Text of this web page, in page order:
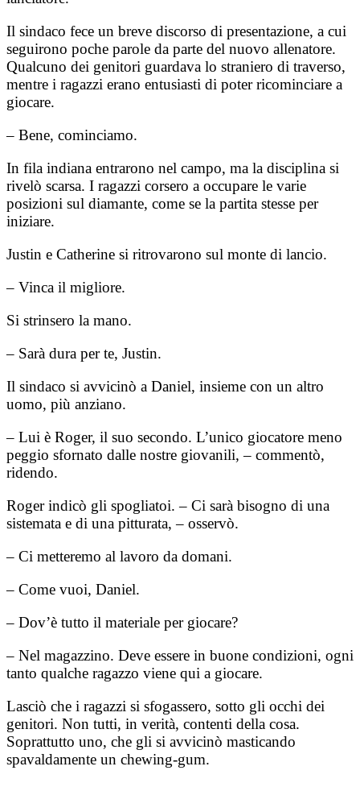
Il sindaco fece un breve discorso di presentazione, a cui
seguirono poche parole da parte del nuovo allenatore.
Qualcuno dei genitori guardava lo straniero di traverso,
mentre i ragazzi erano entusiasti di poter ricominciare a
giocare.
– Bene, cominciamo.
In fila indiana entrarono nel campo, ma la disciplina si
rivelò scarsa. I ragazzi corsero a occupare le varie
posizioni sul diamante, come se la partita stesse per
iniziare.
Justin e Catherine si ritrovarono sul monte di lancio.
– Vinca il migliore.
Si strinsero la mano.
– Sarà dura per te, Justin.
Il sindaco si avvicinò a Daniel, insieme con un altro
uomo, più anziano.
– Lui è Roger, il suo secondo. L’unico giocatore meno
peggio sfornato dalle nostre giovanili, – commentò,
ridendo.
Roger indicò gli spogliatoi. – Ci sarà bisogno di una
sistemata e di una pitturata, – osservò.
– Ci metteremo al lavoro da domani.
– Come vuoi, Daniel.
– Dov’è tutto il materiale per giocare?
– Nel magazzino. Deve essere in buone condizioni, ogni
tanto qualche ragazzo viene qui a giocare.
Lasciò che i ragazzi si sfogassero, sotto gli occhi dei
genitori. Non tutti, in verità, contenti della cosa.
Soprattutto uno, che gli si avvicinò masticando
spavaldamente un chewing-gum.